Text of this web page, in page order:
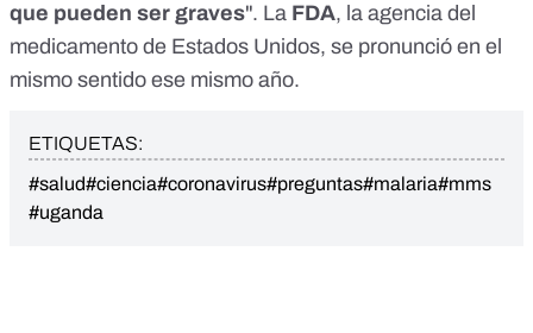
que pueden ser graves". La FDA, la agencia del
medicamento de Estados Unidos, se pronunció en el
mismo sentido ese mismo año.
ETIQUETAS:
#salud#ciencia#coronavirus#preguntas#malaria#mms
#uganda